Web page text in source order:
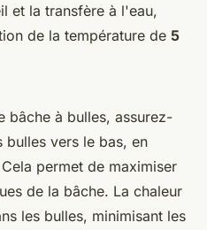
et la transfère à l'eau,
de la température de 5
bâche à bulles, assurez-
vers le bas, en
permet de maximiser
de la bâche. La chaleur
les bulles, minimisant les